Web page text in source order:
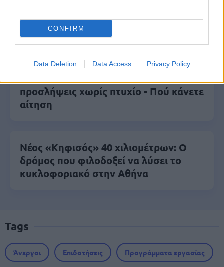
CONFIRM
Data Deletion Data Access Privacy Policy
αιτήσεις στις 24 Αυγούστου – Τι
αλλάζει στο πρόγραμμα
προσλήψεις χωρίς πτυχίο - Πού κάνετε
αίτηση
Νέος «Κηφισός» 40 χιλιομέτρων: Ο
δρόμος που φιλοδοξεί να λύσει το
κυκλοφοριακό στην Αθήνα
Tags
Άνεργοι Επιδοτήσεις Προγράμματα εργασίας